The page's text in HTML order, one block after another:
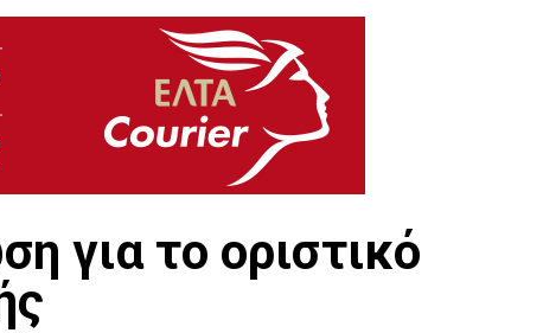
για το οριστικό